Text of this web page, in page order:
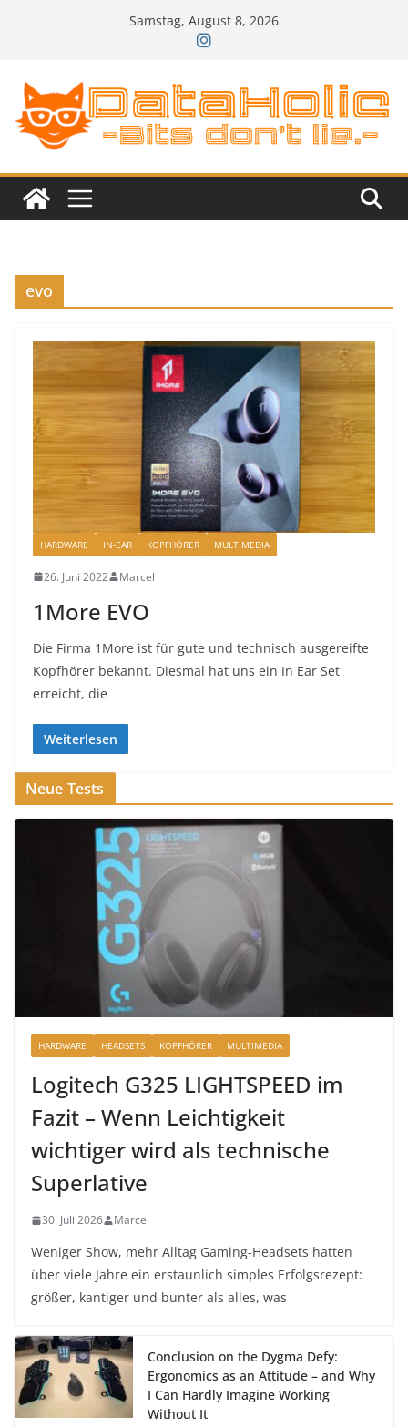
Samstag, August 8, 2026
evo
HARDWARE IN-EAR KOPFHÖRER MULTIMEDIA
26. Juni 2022 Marcel
1More EVO
Die Firma 1More ist für gute und technisch ausgereifte
Kopfhörer bekannt. Diesmal hat uns ein In Ear Set
erreicht, die
Weiterlesen
Neue Tests
HARDWARE HEADSETS KOPFHÖRER MULTIMEDIA
Logitech G325 LIGHTSPEED im
Fazit – Wenn Leichtigkeit
wichtiger wird als technische
Superlative
30. Juli 2026 Marcel
Weniger Show, mehr Alltag Gaming-Headsets hatten
über viele Jahre ein erstaunlich simples Erfolgsrezept:
größer, kantiger und bunter als alles, was
Conclusion on the Dygma Defy:
Ergonomics as an Attitude – and Why
I Can Hardly Imagine Working
Without It